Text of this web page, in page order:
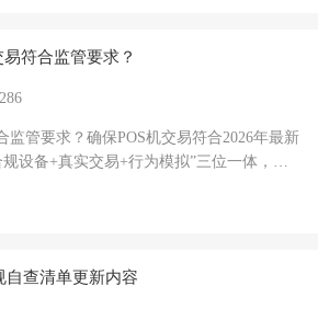
符合监管要求？
监管要求？确保POS机交易符合2026年最新
设备+真实交易+行为模拟”三位一体，规
自查清单更新内容